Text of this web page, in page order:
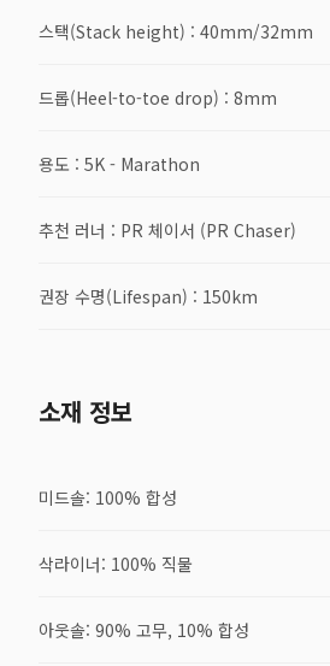
스택(Stack height) : 40mm/32mm
드롭(Heel-to-toe drop) : 8mm
용도 : 5K - Marathon
추천 러너 : PR 체이서 (PR Chaser)
권장 수명(Lifespan) : 150km
소재 정보
미드솔: 100% 합성
삭라이너: 100% 직물
아웃솔: 90% 고무, 10% 합성